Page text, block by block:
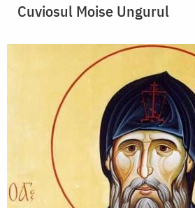
Cuviosul Moise Ungurul